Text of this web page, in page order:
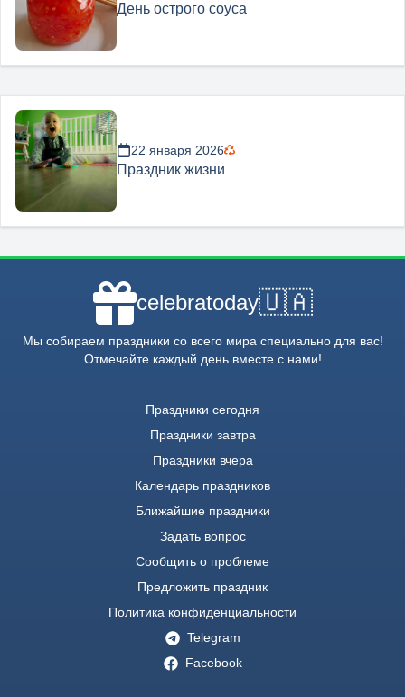
День острого соуса
22 января 2026
Праздник жизни
celebratoday🇺🇦
Мы собираем праздники со всего мира специально для вас!
Отмечайте каждый день вместе с нами!
Праздники сегодня
Праздники завтра
Праздники вчера
Календарь праздников
Ближайшие праздники
Задать вопрос
Сообщить о проблеме
Предложить праздник
Политика конфиденциальности
Telegram
Facebook